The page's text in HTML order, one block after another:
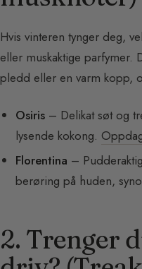
Hvis vinteren tynger deg,
eller muskaktige parfymer.
pledd eller en varm kopp,
Osiris – Delikat søt og
lysende kokong.
Florentina –
berøring på huden,
2. Trenger